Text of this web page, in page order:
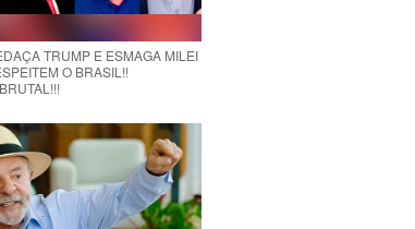
TRUMP E ESMAGA MILEI
O BRASIL!!